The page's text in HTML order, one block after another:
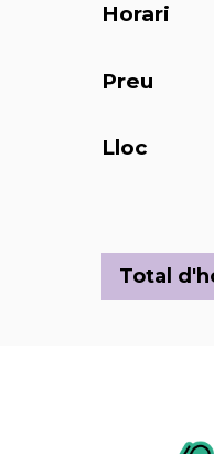
Horari
Preu
Lloc
Total